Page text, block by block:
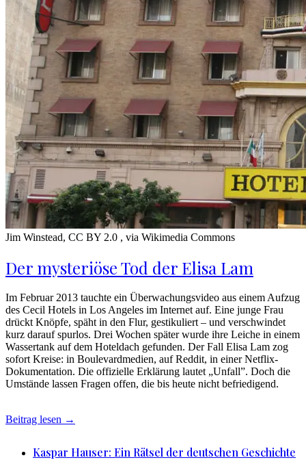
Jim Winstead, CC BY 2.0 , via Wikimedia Commons
Der mysteriöse Tod der Elisa Lam
Im Februar 2013 tauchte ein Überwachungsvideo aus einem Aufzug
des Cecil Hotels in Los Angeles im Internet auf. Eine junge Frau
drückt Knöpfe, späht in den Flur, gestikuliert – und verschwindet
kurz darauf spurlos. Drei Wochen später wurde ihre Leiche in einem
Wassertank auf dem Hoteldach gefunden. Der Fall Elisa Lam zog
sofort Kreise: in Boulevardmedien, auf Reddit, in einer Netflix-
Dokumentation. Die offizielle Erklärung lautet „Unfall”. Doch die
Umstände lassen Fragen offen, die bis heute nicht befriedigend.
Beitrag lesen →
Kaspar Hauser: Ein Rätsel der deutschen Geschichte